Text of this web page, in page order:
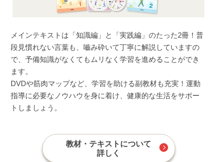
メインテキストは「知識編」と「実践編」のたった2冊！普
段見慣れない言葉も、嚙み砕いて丁寧に解説していますの
で、予備知識がなくてもムリなく学習を進めることができ
ます。
DVDや筋肉マップなど、学習を助ける副教材も充実！運動
指導に必要なノウハウを身に着け、健康的な生活をサポー
トしましょう。
教材・テキストについて
詳しく